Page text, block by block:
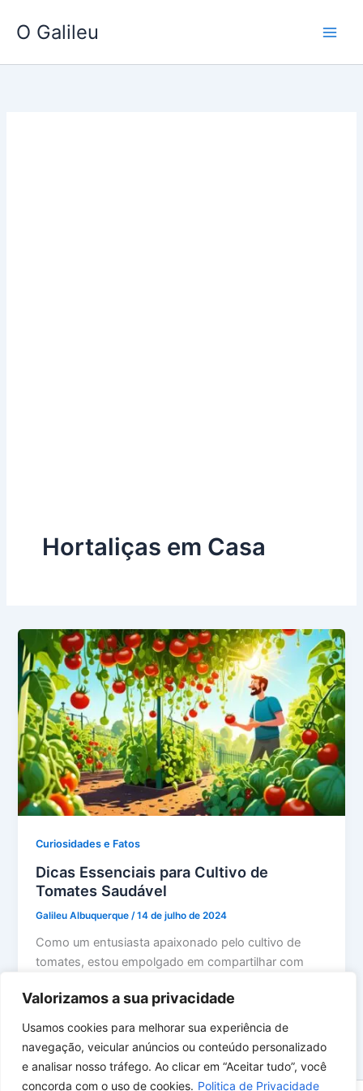
Valorizamos a sua privacidade
Usamos cookies para melhorar sua experiência de
navegação, veicular anúncios ou conteúdo personalizado
e analisar nosso tráfego. Ao clicar em “Aceitar tudo”, você
concorda com o uso de cookies. Politica de Privacidade
para
conteúdo
O Galileu
Hortaliças em Casa
Curiosidades e Fatos
Dicas Essenciais para Cultivo de
Tomates Saudável
Galileu Albuquerque /14 de julho de 2024
Como um entusiasta apaixonado pelo cultivo de
tomates, estou empolgado em compartilhar com